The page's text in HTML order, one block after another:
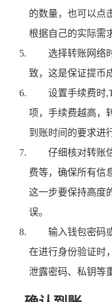
的数量，也可以点
根据自己的实际需
选择转账网络
致，这是保证提币
设置手续费时
项，手续费越高，
到账时间的要求进
仔细核对转账
费等，确保所有信
这一步要保持高度
误。
输入钱包密码
在进行身份验证时
泄露密码、私钥等